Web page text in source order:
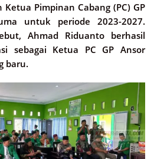
Pimpinan Cabang (PC) GP
untuk periode 2023-2027.
Ahmad Riduanto berhasil
sebagai Ketua PC GP Ansor
baru.